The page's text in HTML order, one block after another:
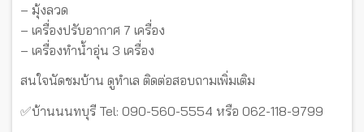
– มุ้งลวด
– เครื่องปรับอากาศ 7 เครื่อง
– เครื่องทำน้ำอุ่น 3 เครื่อง
สนใจนัดชมบ้าน ดูทำเล ติดต่อสอบถามเพิ่มเติม
✅บ้านนนทบุรี Tel: 090-560-5554 หรือ 062-118-9799